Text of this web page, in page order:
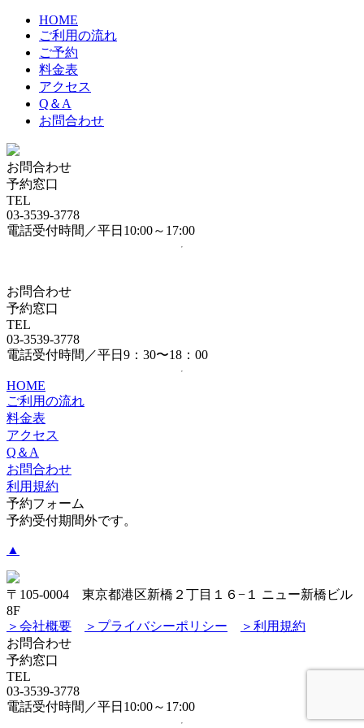
HOME
ご利用の流れ
ご予約
料金表
アクセス
Q＆A
お問合わせ
お問合わせ
予約窓口
TEL
03-3539-3778
電話受付時間／平日10:00～17:00
お問合わせ
予約窓口
TEL
03-3539-3778
電話受付時間／平日9：30〜18：00
HOME
ご利用の流れ
料金表
アクセス
Q＆A
お問合わせ
利用規約
予約フォーム
予約受付期間外です。
▲
〒105-0004 東京都港区新橋２丁目１６−１ ニュー新橋ビル
8F
＞会社概要
＞プライバシーポリシー
＞利用規約
お問合わせ
予約窓口
TEL
03-3539-3778
電話受付時間／平日10:00～17:00